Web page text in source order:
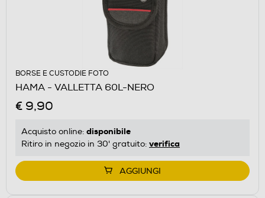
BORSE E CUSTODIE FOTO
HAMA - VALLETTA 60L-NERO
€ 9,90
Acquisto online: disponibile
Ritiro in negozio in 30' gratuito: verifica
AGGIUNGI